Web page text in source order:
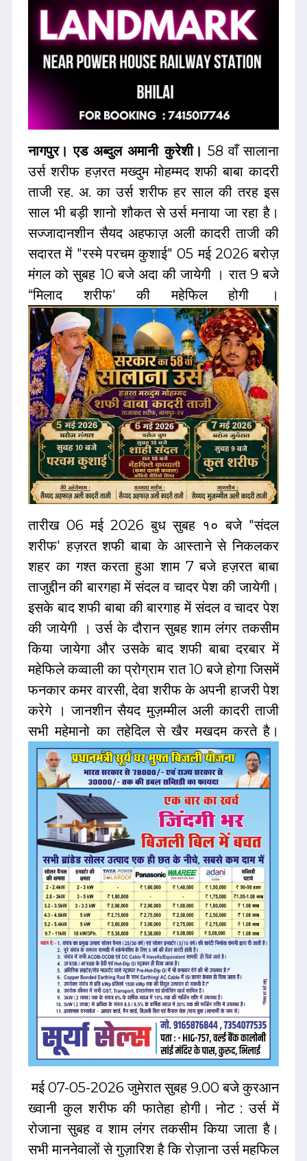
नागपुर। एड अब्दुल अमानी कुरेशी। 58 वाँ सालाना
उर्स शरीफ हज़रत मख्दुम मोहम्मद शफी बाबा कादरी
ताजी रह. अ. का उर्स शरीफ हर साल की तरह इस
साल भी बड़ी शानो शौकत से उर्स मनाया जा रहा है।
सज्जादानशीन सैयद अहफाज़ अली कादरी ताजी की
सदारत में "रस्मे परचम कुशाई" 05 मई 2026 बरोज़
मंगल को सुबह 10 बजे अदा की जायेगी । रात 9 बजे
“मिलाद शरीफ' की महेफिल होगी ।
तारीख 06 मई 2026 बुध सुबह १० बजे "संदल
शरीफ' हज़रत शफी बाबा के आस्ताने से निकलकर
शहर का गश्त करता हुआ शाम 7 बजे हज़रत बाबा
ताजुद्दीन की बारगहा में संदल व चादर पेश की जायेगी।
इसके बाद शफी बाबा की बारगाह में संदल व चादर पेश
की जायेगी । उर्स के दौरान सुबह शाम लंगर तकसीम
किया जायेगा और उसके बाद शफी बाबा दरबार में
महेफिले कव्वाली का प्रोग्राम रात 10 बजे होगा जिसमें
फनकार कमर वारसी, देवा शरीफ के अपनी हाजरी पेश
करेगे । जानशीन सैयद मुज़म्मील अली कादरी ताजी
सभी महेमानो का तहेदिल से खैर मखदम करते है।
मई 07-05-2026 जुमेरात सुबह 9.00 बजे कुरआन
ख्वानी कुल शरीफ की फातेहा होगी। नोट : उर्स में
रोजाना सुबह व शाम लंगर तकसीम किया जाता है।
सभी माननेवालों से गुज़ारिश है कि रोज़ाना उर्स महफिल